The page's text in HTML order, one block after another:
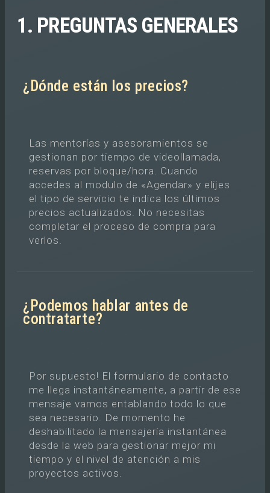
1. PREGUNTAS GENERALES
¿Dónde están los precios?
Las mentorías y asesoramientos se
gestionan por tiempo de videollamada,
reservas por bloque/hora. Cuando
accedes al modulo de «Agendar» y elijes
el tipo de servicio te indica los últimos
precios actualizados. No necesitas
completar el proceso de compra para
verlos.
¿Podemos hablar antes de
contratarte?
Por supuesto! El formulario de contacto
me llega instantáneamente, a partir de ese
mensaje vamos entablando todo lo que
sea necesario. De momento he
deshabilitado la mensajería instantánea
desde la web para gestionar mejor mi
tiempo y el nivel de atención a mis
proyectos activos.